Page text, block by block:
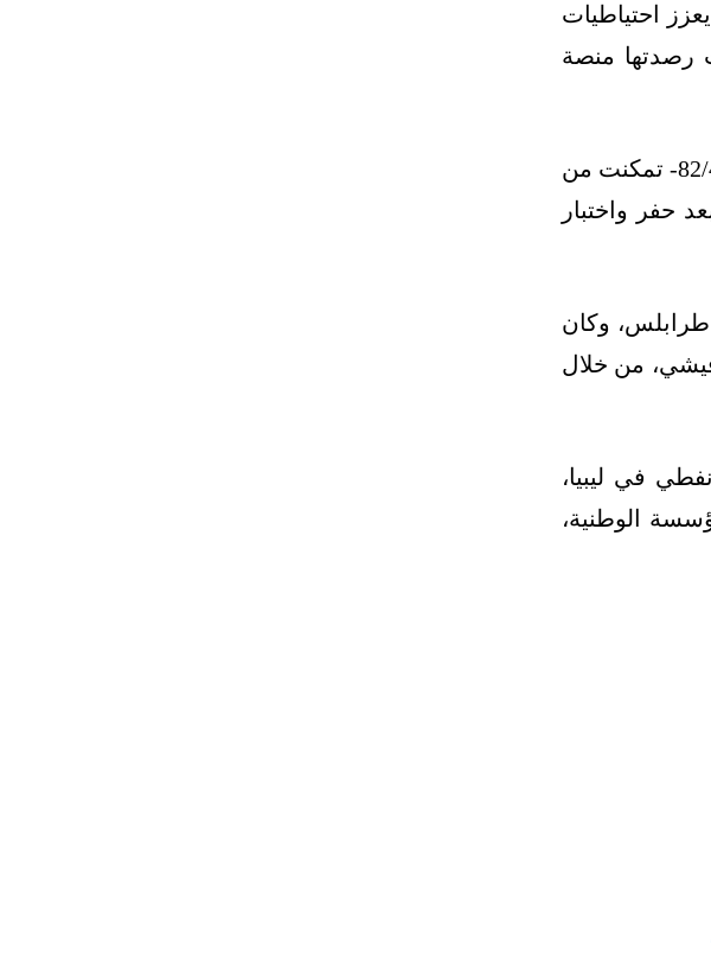
يعزز احتياطيات
رصدتها منصة
فرع ليبيا -التي تشغّل منطقة العقد 82/4- تمكنت من
حفر واختبار
قدم، وتقع على بُعد نحو 330 كم جنوب طرابلس، وكان
من خلال
في ليبيا،
للنفط، مع توزيع حصة الفائدة بمقدار 89.5% للمؤسسة الوطنية،